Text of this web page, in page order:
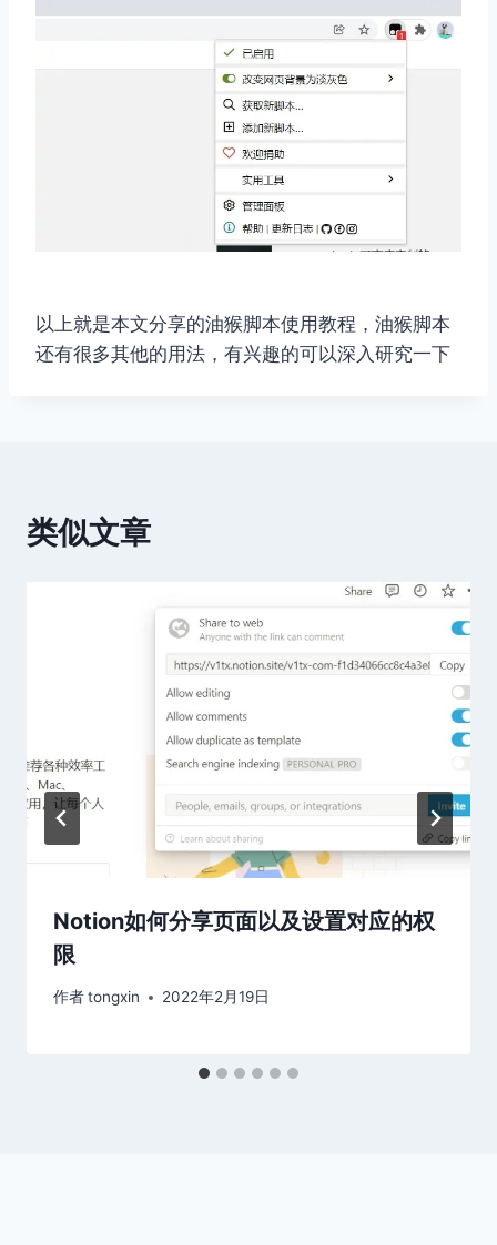
以上就是本文分享的油猴脚本使用教程，油猴脚本
还有很多其他的用法，有兴趣的可以深入研究一下
类似文章
Notion如何分享页面以及设置对应的权
限
作者tongxin 2022年2月19日